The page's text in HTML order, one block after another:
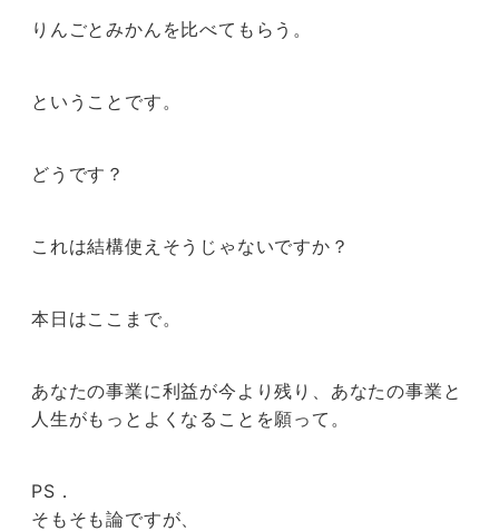
りんごとみかんを比べてもらう。
ということです。
どうです？
これは結構使えそうじゃないですか？
本日はここまで。
あなたの事業に利益が今より残り、あなたの事業と
人生がもっとよくなることを願って。
PS．
そもそも論ですが、